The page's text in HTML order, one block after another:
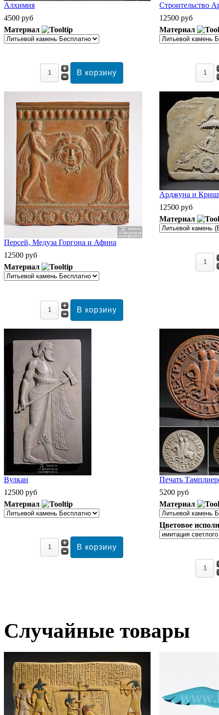
Алхимия
4500 руб
Материал
Строительство
12500 руб
Материал
Персей, Медуза Горгона и Афина
12500 руб
Материал
Арджуна и
12500 руб
Материал
Вулкан
12500 руб
Материал
Печать
5200 руб
Материал
Цветовое
Случайные товары